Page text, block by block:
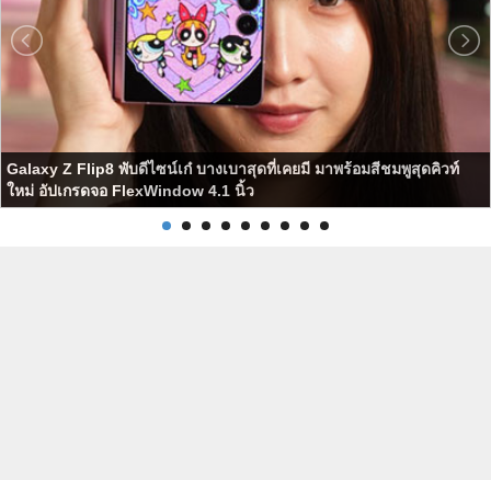
Galaxy Z Flip8 พับดีไซน์เก๋ บางเบาสุดที่เคยมี มาพร้อมสีชมพูสุดคิวท์
ใหม่ อัปเกรดจอ FlexWindow 4.1 นิ้ว